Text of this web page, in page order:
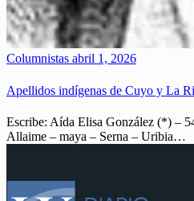
Columnistas abril 1, 2026
Apellidos indígenas de Cuyo y La
Escribe: Aída Elisa González (*) –
Allaime – maya – Serna – Uribia…